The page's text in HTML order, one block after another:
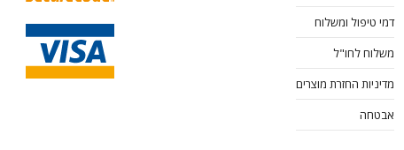
דמי טיפול ומשלוח
משלוח לחו"ל
מדיניות החזרת מוצרים
אבטחה